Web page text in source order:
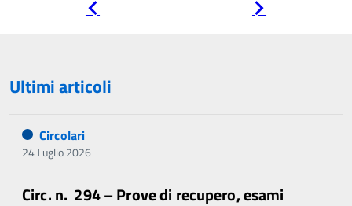
Ultimi articoli
Circolari
24 Luglio 2026
Circ. n. 294 – Prove di recupero, esami